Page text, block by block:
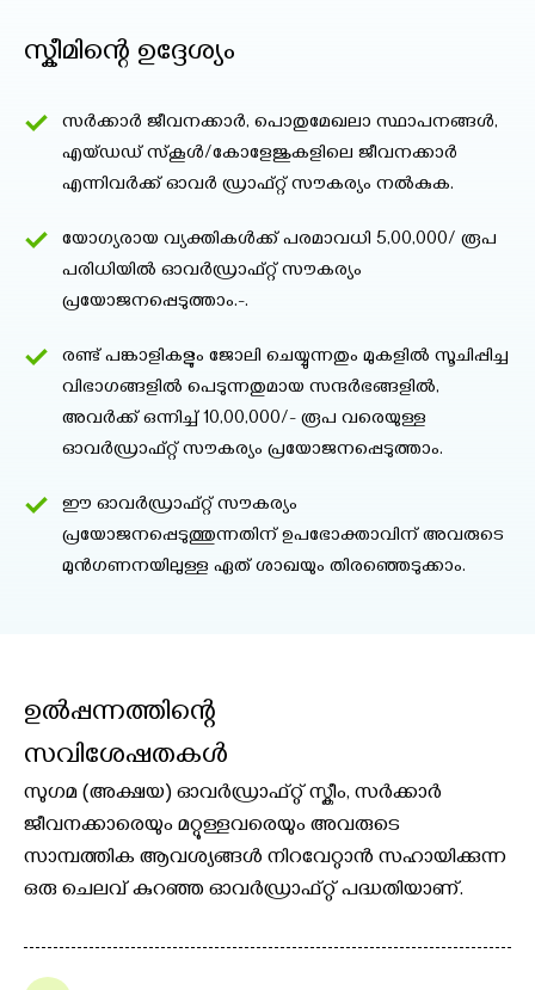
സ്കീമിന്റെ ഉദ്ദേശ്യം
സർക്കാർ ജീവനക്കാർ, പൊതുമേഖലാ സ്ഥാപനങ്ങൾ,
എയ്ഡഡ് സ്‌കൂൾ/കോളേജുകളിലെ ജീവനക്കാർ
എന്നിവർക്ക് ഓവർ ഡ്രാഫ്റ്റ് സൗകര്യം നൽകുക.
യോഗ്യരായ വ്യക്തികൾക്ക് പരമാവധി 5,00,000/ രൂപ
പരിധിയിൽ ഓവർഡ്രാഫ്റ്റ് സൗകര്യം
പ്രയോജനപ്പെടുത്താം.-.
രണ്ട് പങ്കാളികളും ജോലി ചെയ്യുന്നതും മുകളിൽ സൂചിപ്പിച്ച
വിഭാഗങ്ങളിൽ പെടുന്നതുമായ സന്ദർഭങ്ങളിൽ,
അവർക്ക് ഒന്നിച്ച് 10,00,000/- രൂപ വരെയുള്ള
ഓവർഡ്രാഫ്റ്റ് സൗകര്യം പ്രയോജനപ്പെടുത്താം.
ഈ ഓവർഡ്രാഫ്റ്റ് സൗകര്യം
പ്രയോജനപ്പെടുത്തുന്നതിന് ഉപഭോക്താവിന് അവരുടെ
മുൻഗണനയിലുള്ള ഏത് ശാഖയും തിരഞ്ഞെടുക്കാം.
ഉൽപ്പന്നത്തിന്റെ
സവിശേഷതകൾ
സുഗമ (അക്ഷയ) ഓവർഡ്രാഫ്റ്റ് സ്കീം, സർക്കാർ
ജീവനക്കാരെയും മറ്റുള്ളവരെയും അവരുടെ
സാമ്പത്തിക ആവശ്യങ്ങൾ നിറവേറ്റാൻ സഹായിക്കുന്ന
ഒരു ചെലവ് കുറഞ്ഞ ഓവർഡ്രാഫ്റ്റ് പദ്ധതിയാണ്.